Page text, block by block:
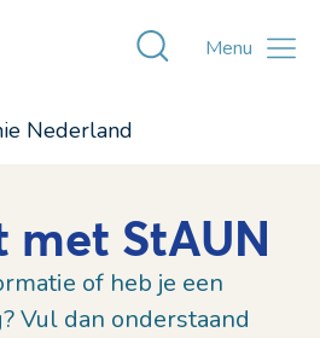
Toggle
Menu
Nederland
met StAUN
of heb je een
Vul dan onderstaand